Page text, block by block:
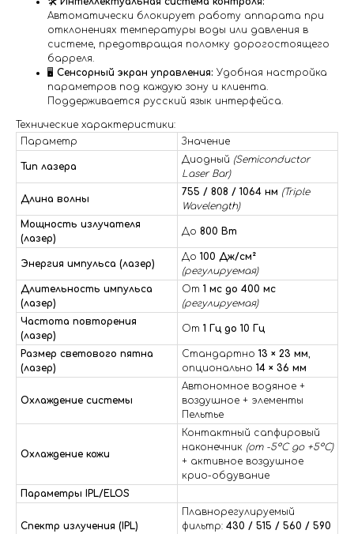
Автоматически блокирует работу аппарата при
отклонениях температуры воды или давления в
системе, предотвращая поломку дорогостоящего
барреля.
🖥️ Сенсорный экран управления: Удобная настройка
параметров под каждую зону и клиента.
Поддерживается русский язык интерфейса.
Технические характеристики:
Параметр
Значение
Тип лазера
Диодный (Semiconductor
Laser Bar)
Длина волны
755 / 808 / 1064 нм (Triple
Wavelength)
Мощность излучателя
(лазер)
До 800 Вт
Энергия импульса (лазер)
До 100 Дж/см²
(регулируемая)
Длительность импульса
(лазер)
От 1 мс до 400 мс
(регулируемая)
Частота повторения
(лазер)
От 1 Гц до 10 Гц
Размер светового пятна
(лазер)
Стандартно 13 × 23 мм,
опционально 14 × 36 мм
Охлаждение системы
Автономное водяное +
воздушное + элементы
Пельтье
Охлаждение кожи
Контактный сапфировый
наконечник (от -5°C до +5°C)
+ активное воздушное
крио-обдувание
Параметры IPL/ELOS
Спектр излучения (IPL)
Плавнорегулируемый
фильтр: 430 / 515 / 560 / 590